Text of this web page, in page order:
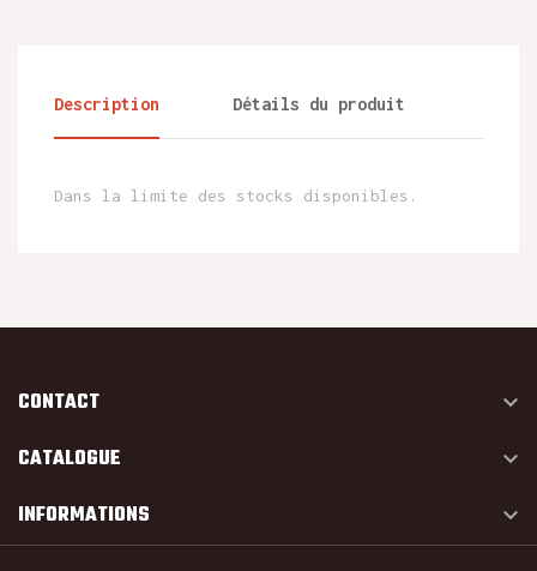
Description Détails du produit
Dans la limite des stocks disponibles.
CONTACT 
CATALOGUE 
INFORMATIONS 